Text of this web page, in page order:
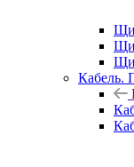
Кабель.